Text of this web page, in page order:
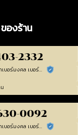
องร้าน
2332
อภิญญาเบอร์มงคล เบอร์สวยเลขศาสตร์ ร้านยืนยันแล้ว
0092
อภิญญาเบอร์มงคล เบอร์สวยเลขศาสตร์ ร้านยืนยันแล้ว